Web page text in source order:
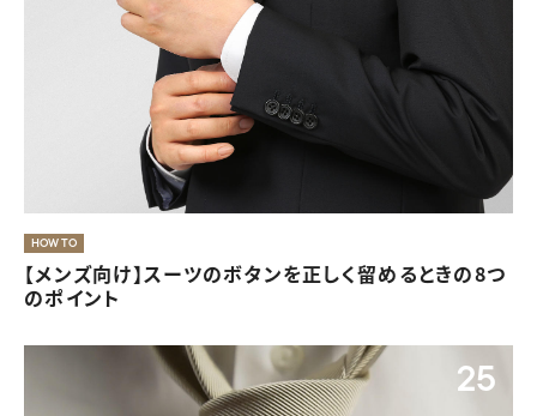
HOW TO
【メンズ向け】スーツのボタンを正しく留めるときの8つ
のポイント
25
きちんと感と華やかさが両立した入学式・卒業式の服装
07